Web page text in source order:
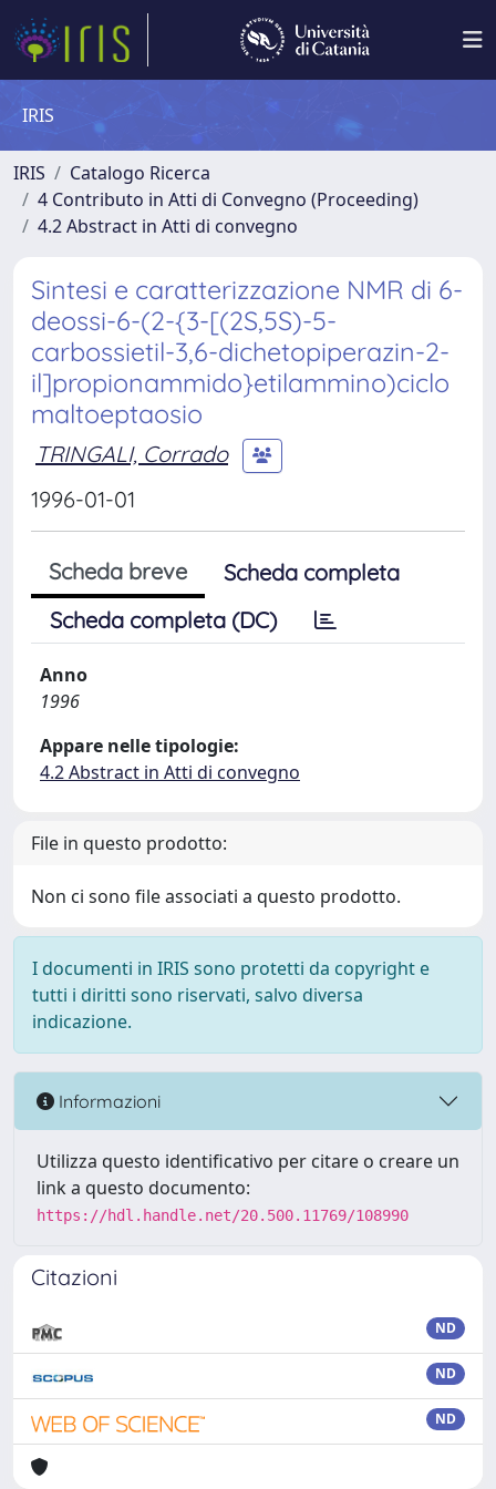
IRIS
IRIS
Catalogo Ricerca
4 Contributo in Atti di Convegno (Proceeding)
4.2 Abstract in Atti di convegno
Sintesi e caratterizzazione NMR di 6-
deossi-6-(2-{3-[(2S,5S)-5-
carbossietil-3,6-dichetopiperazin-2-
il]propionammido}etilammino)ciclo
maltoeptaosio
TRINGALI, Corrado
1996-01-01
Scheda breve
Scheda completa
Scheda completa (DC)
Anno
1996
Appare nelle tipologie:
4.2 Abstract in Atti di convegno
File in questo prodotto:
Non ci sono file associati a questo prodotto.
I documenti in IRIS sono protetti da copyright e
tutti i diritti sono riservati, salvo diversa
indicazione.
Informazioni
Utilizza questo identificativo per citare o creare un
link a questo documento:
https://hdl.handle.net/20.500.11769/108990
Citazioni
ND
ND
ND